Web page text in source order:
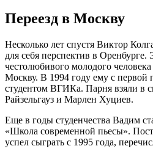
Переезд в Москву
Несколько лет спустя Виктор
для себя перспектив в Оренбурге.
честолюбивого молодого
Москву. В 1994 году ему с первой
студентом ВГИКа. Парня взяли в
Райзельгауз и Марлен Хуциев.
Еще в годы студенчества Вадим
«Школа современной пьесы».
успел сыграть с 1995 года,